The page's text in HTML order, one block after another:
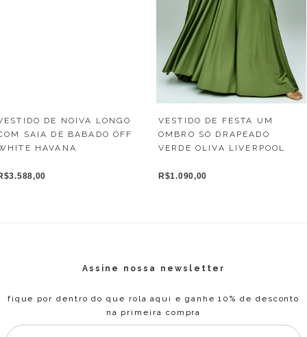
DE NOIVA LONGO
SAIA DE BABADO OFF
HAVANA
VESTIDO DE FESTA UM
OMBRO SÓ DRAPEADO
VERDE OLIVA LIVERPOOL
R$1.090,00
Assine nossa newsletter
fique por dentro do que rola aqui e ganhe 10% de desconto
na primeira compra